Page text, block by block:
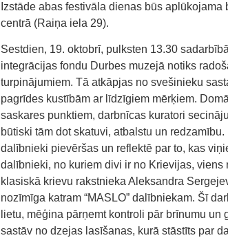
Izstāde abas festivāla dienas būs
centrā (Raiņa iela 29).
Sestdien, 19. oktobrī, pulksten 13.30
integrācijas fondu Durbes muzejā notiks
turpinājumiem. Tā atkāpjas no svešinieku
pagrīdes kustībām ar līdzīgiem mērķiem.
saskares punktiem, darbnīcas kuratori
būtiski tām dot skatuvi, atbalstu un
dalībnieki pievēršas un reflektē par to, kas
dalībnieki, no kuriem divi ir no Krievijas,
klasiskā krievu rakstnieka Aleksandra
nozīmīga katram “MASLO” dalībniekam. Šī
lietu, mēģina pārņemt kontroli pār brīnumu
sastāv no dzejas lasīšanas, kurā stāstīts par